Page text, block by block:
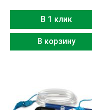
В 1 клик
В корзину